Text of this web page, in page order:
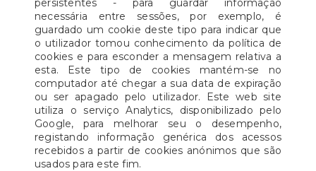
persistentes - para guardar informação
necessária entre sessões, por exemplo, é
guardado um cookie deste tipo para indicar que
o utilizador tomou conhecimento da política de
cookies e para esconder a mensagem relativa a
esta. Este tipo de cookies mantém-se no
computador até chegar a sua data de expiração
ou ser apagado pelo utilizador. Este web site
utiliza o serviço Analytics, disponibilizado pelo
Google, para melhorar seu o desempenho,
registando informação genérica dos acessos
recebidos a partir de cookies anónimos que são
usados para este fim.